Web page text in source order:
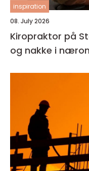
inspiration
08. July 2026
Kiropraktor på
og nakke i